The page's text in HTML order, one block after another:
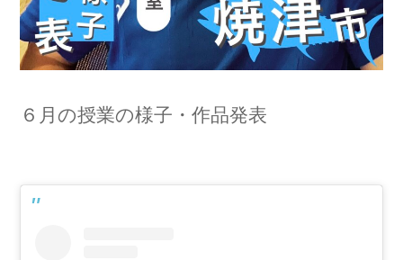
６月の授業の様子・作品発表